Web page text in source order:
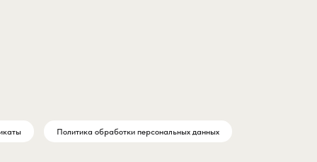
Политика обработки персональных данных